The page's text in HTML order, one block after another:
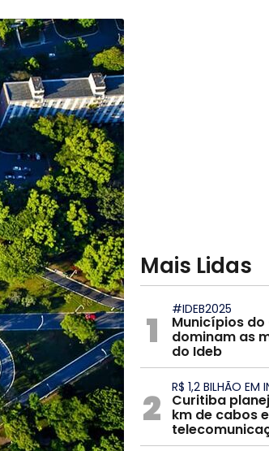
Mais Lidas
1 #IDEB2025
Municípios do
dominam as
do Ideb
2 R$ 1,2 BILHÃO EM
Curitiba
km de cabos